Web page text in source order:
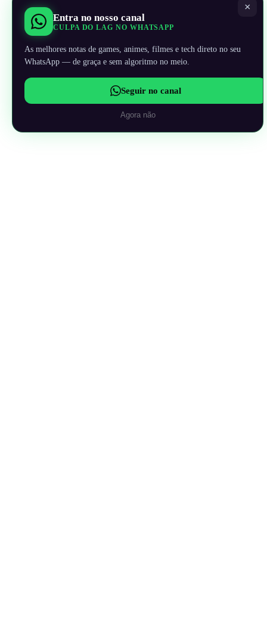
×
Entra no nosso canal
CULPA DO LAG NO WHATSAPP
As melhores notas de games, animes, filmes e tech direto no seu
WhatsApp — de graça e sem algoritmo no meio.
Seguir no canal
Agora não